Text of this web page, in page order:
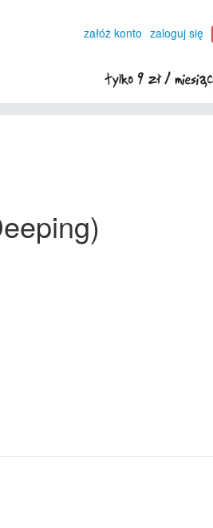
załóż konto zaloguj się